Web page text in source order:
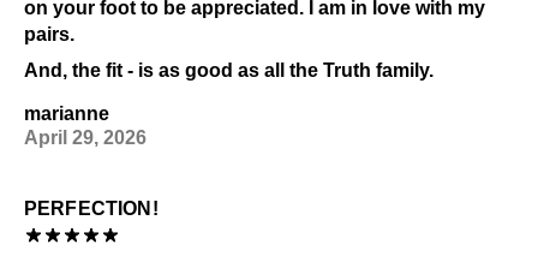
on your foot to be appreciated. I am in love with my
pairs.
And, the fit - is as good as all the Truth family.
marianne
April 29, 2026
PERFECTION!